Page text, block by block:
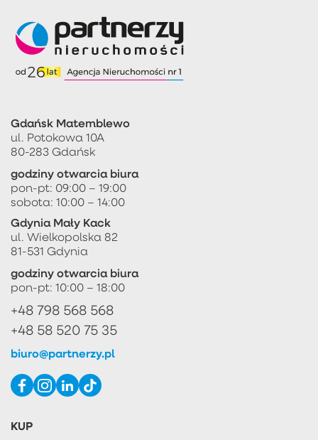
Gdańsk Matemblewo
ul. Potokowa 10A
80-283 Gdańsk
godziny otwarcia biura
pon-pt: 09:00 – 19:00
sobota: 10:00 – 14:00
Gdynia Mały Kack
ul. Wielkopolska 82
81-531 Gdynia
godziny otwarcia biura
pon-pt: 10:00 – 18:00
+48 798 568 568
+48 58 520 75 35
biuro@partnerzy.pl
KUP